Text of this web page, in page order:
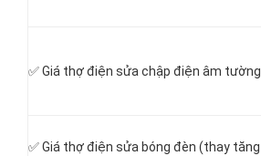
✅ Giá thợ điện sửa chập điện âm tường
✅ Giá thợ điện sửa bóng đèn (thay tăng